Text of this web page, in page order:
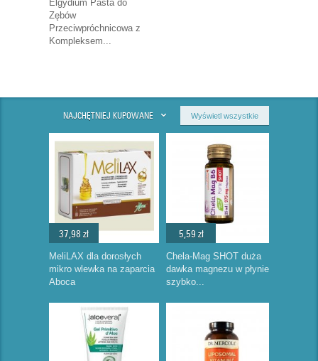
Elgydium Pasta do
Zębów
Przeciwpróchnicowa z
Kompleksem...
NAJCHĘTNIEJ KUPOWANE Wyświetl wszystkie
37,98 zł
MeliLAX dla dorosłych
mikro wlewka na zaparcia
Aboca
5,59 zł
Chela-Mag SHOT duża
dawka magnezu w płynie
szybko...